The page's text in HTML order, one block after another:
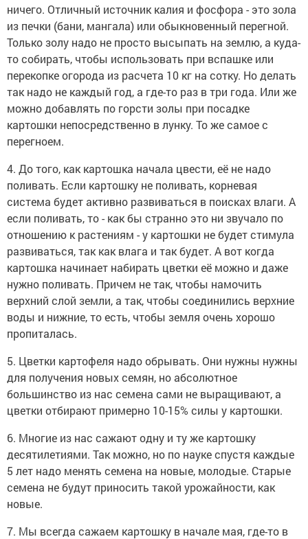
ничего. Отличный источник калия и фосфора - это зола
из печки (бани, мангала) или обыкновенный перегной.
Только золу надо не просто высыпать на землю, а куда-
то собирать, чтобы использовать при вспашке или
перекопке огорода из расчета 10 кг на сотку. Но делать
так надо не каждый год, а где-то раз в три года. Или же
можно добавлять по горсти золы при посадке
картошки непосредственно в лунку. То же самое с
перегноем.
4. До того, как картошка начала цвести, её не надо
поливать. Если картошку не поливать, корневая
система будет активно развиваться в поисках влаги. А
если поливать, то - как бы странно это ни звучало по
отношению к растениям - у картошки не будет стимула
развиваться, так как влага и так будет. А вот когда
картошка начинает набирать цветки её можно и даже
нужно поливать. Причем не так, чтобы намочить
верхний слой земли, а так, чтобы соединились верхние
воды и нижние, то есть, чтобы земля очень хорошо
пропиталась.
5. Цветки картофеля надо обрывать. Они нужны нужны
для получения новых семян, но абсолютное
большинство из нас семена сами не выращивают, а
цветки отбирают примерно 10-15% силы у картошки.
6. Многие из нас сажают одну и ту же картошку
десятилетиями. Так можно, но по науке спустя каждые
5 лет надо менять семена на новые, молодые. Старые
семена не будут приносить такой урожайности, как
новые.
7. Мы всегда сажаем картошку в начале мая, где-то в